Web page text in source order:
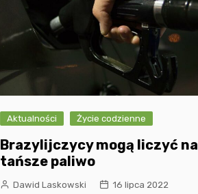
Aktualności Życie codzienne
Brazylijczycy mogą liczyć na
tańsze paliwo
Dawid Laskowski 16 lipca 2022